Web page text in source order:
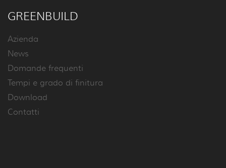
GREENBUILD
Azienda
News
Domande frequenti
Tempi e grado di finitura
Download
Contatti